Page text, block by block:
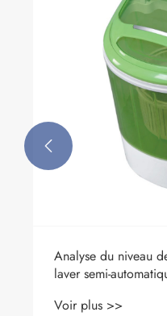
Analyse du niveau
laver semi-
Voir plus >>
